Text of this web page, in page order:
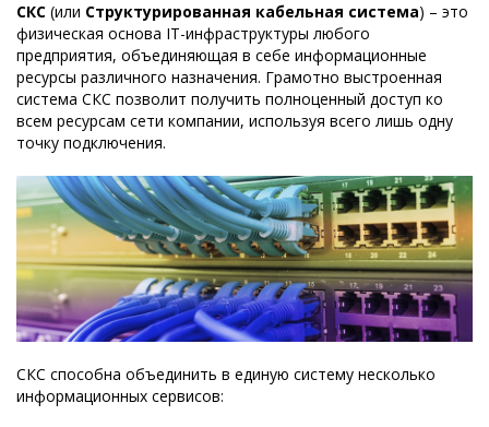
СКС (или Структурированная кабельная система) – это
физическая основа IT-инфраструктуры любого
предприятия, объединяющая в себе информационные
ресурсы различного назначения. Грамотно выстроенная
система СКС позволит получить полноценный доступ ко
всем ресурсам сети компании, используя всего лишь одну
точку подключения.
СКС способна объединить в единую систему несколько
информационных сервисов: